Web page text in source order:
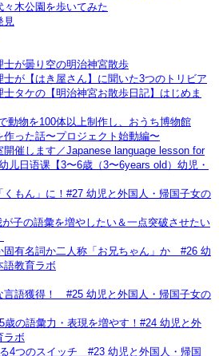
木公園を歩いてみた
見
士が曇り空の明治神宮散歩
士が【はき屋さん】に聞いた3つのトリビア
タケの【明治神宮お散歩日記】はじめま
動物を100体以上制作し、おうち博物館
作った話〜プロジェクト始動編〜
開催します／Japanese language lesson for
儿日语课【3〜6歳（3〜6years old）幼児・
もん」に！#27 幼児と外国人・帰国子女の
子の語彙を増やしたい＆一点突破させたい
固有名詞か二人称「お兄ちゃん」か #26 幼
語教育ラボ
言語獲得！ #25 幼児と外国人・帰国子女の
歳の語彙力・表現を増やす！#24 幼児と外
ラボ
4つのスイッチ #23 幼児と外国人・帰国